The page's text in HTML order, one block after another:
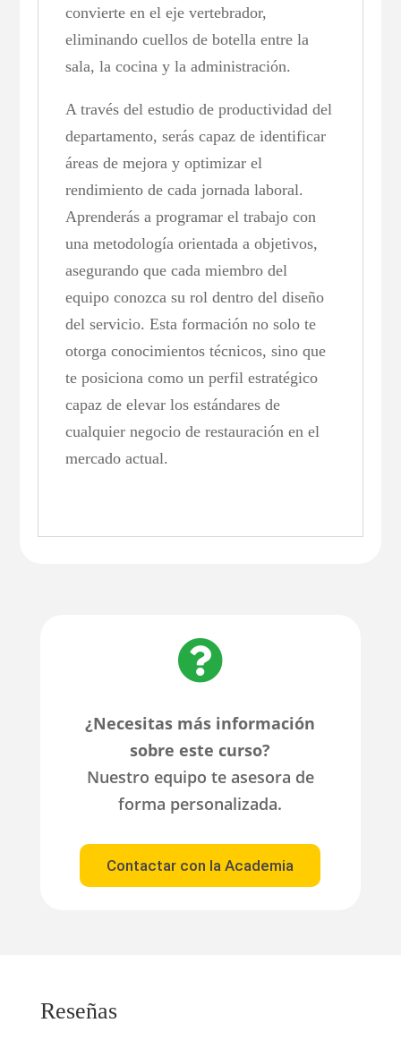
convierte en el eje vertebrador,
eliminando cuellos de botella entre la
sala, la cocina y la administración.
A través del estudio de productividad del
departamento, serás capaz de identificar
áreas de mejora y optimizar el
rendimiento de cada jornada laboral.
Aprenderás a programar el trabajo con
una metodología orientada a objetivos,
asegurando que cada miembro del
equipo conozca su rol dentro del diseño
del servicio. Esta formación no solo te
otorga conocimientos técnicos, sino que
te posiciona como un perfil estratégico
capaz de elevar los estándares de
cualquier negocio de restauración en el
mercado actual.

¿Necesitas más información
sobre este curso?
Nuestro equipo te asesora de
forma personalizada.
Contactar con la Academia
Reseñas